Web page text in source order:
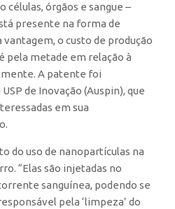
células, órgãos e sangue –
presente na forma de
o custo de produção
pela metade em relação à
A patente foi
de Inovação (Auspin), que
em sua
do uso de nanopartículas na
“Elas são injetadas no
sanguínea, podendo se
pela ‘limpeza’ do